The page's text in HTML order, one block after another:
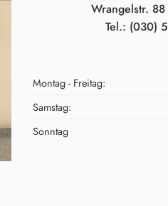
Wrangelstr.
Tel.: (030)
Montag - Freitag:
Samstag:
Sonntag